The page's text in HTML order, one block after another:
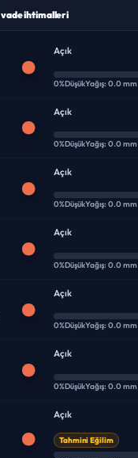
vade ihtimalleri
Açık
0%DüşükYağış: 0.0 mm
Açık
0%DüşükYağış: 0.0 mm
Açık
0%DüşükYağış: 0.0 mm
Açık
0%DüşükYağış: 0.0 mm
Açık
0%DüşükYağış: 0.0 mm
Açık
0%DüşükYağış: 0.0 mm
Açık
Tahmini Eğilim